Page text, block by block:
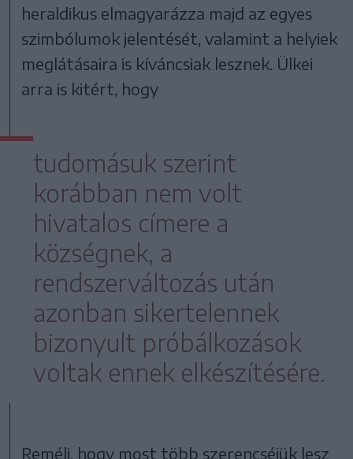
heraldikus elmagyarázza majd az egyes
szimbólumok jelentését, valamint a helyiek
meglátásaira is kíváncsiak lesznek. Ülkei
arra is kitért, hogy
tudomásuk szerint
korábban nem volt
hivatalos címere a
községnek, a
rendszerváltozás után
azonban sikertelennek
bizonyult próbálkozások
voltak ennek elkészítésére.
Reméli, hogy most több szerencséjük lesz